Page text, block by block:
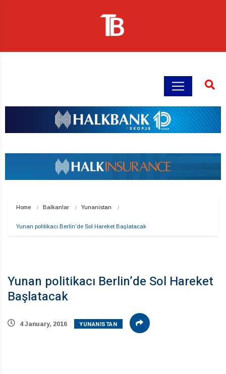
Home Balkanlar Yunanistan
Yunan politikacı Berlin’de Sol Hareket Başlatacak
Yunan politikacı Berlin’de Sol Hareket
Başlatacak
4 January, 2016 YUNANISTAN